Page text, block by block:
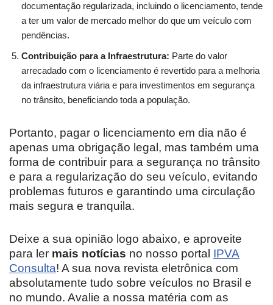
documentação regularizada, incluindo o licenciamento, tende
a ter um valor de mercado melhor do que um veículo com
pendências.
Contribuição para a Infraestrutura: Parte do valor
arrecadado com o licenciamento é revertido para a melhoria
da infraestrutura viária e para investimentos em segurança
no trânsito, beneficiando toda a população.
Portanto, pagar o licenciamento em dia não é
apenas uma obrigação legal, mas também uma
forma de contribuir para a segurança no trânsito
e para a regularização do seu veículo, evitando
problemas futuros e garantindo uma circulação
mais segura e tranquila.
Deixe a sua opinião logo abaixo, e aproveite
para ler mais notícias no nosso portal IPVA
Consulta! A sua nova revista eletrônica com
absolutamente tudo sobre veículos no Brasil e
no mundo. Avalie a nossa matéria com as